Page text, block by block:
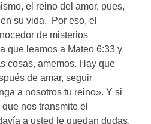
el reino del amor, pues,
su vida. Por eso, el
de misterios
que leamos a Mateo 6:33 y
cosas, amemos. Hay que
de amar, seguir
a nosotros tu reino». Y si
nos transmite el
a usted le quedan dudas,